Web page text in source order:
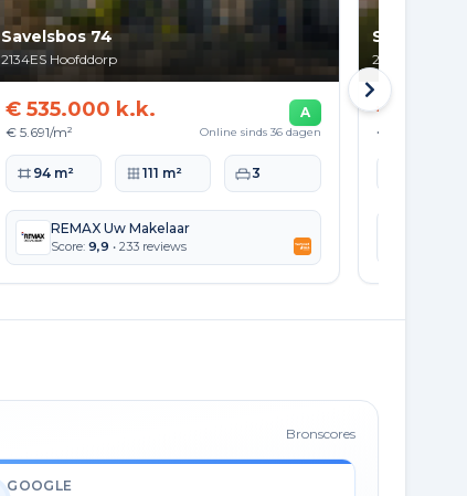
Savelsbos 74
2134ES Hoofddorp
€ 535.000 k.k.
€ 5.691/m²
A
Online sinds 36 dagen
Woonoppervlakte
94 m² Perceeloppervlakte
111 m² Slaapkamers
3
REMAX Uw Makelaar
Score: 9,9 • 233 reviews
Skagerrak
2133DS
€
€ 4.952/m²
Bronscores
GOOGLE